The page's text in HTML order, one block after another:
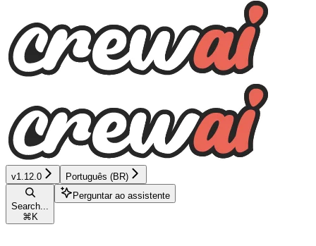
v1.12.0 Português (BR)
Search...
⌘ K
Perguntar ao assistente